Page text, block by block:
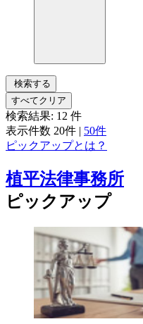
検索する
すべてクリア
検索結果: 12 件
表示件数 20件 | 50件
ピックアップとは？
植平法律事務所
ピックアップ